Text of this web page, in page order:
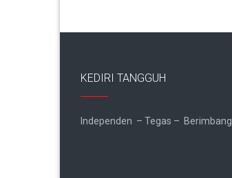
KEDIRI TANGGUH
Independen – Tegas – Berimbang